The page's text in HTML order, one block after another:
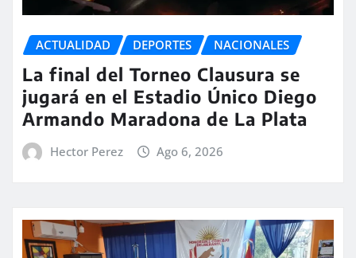
ACTUALIDAD DEPORTES NACIONALES
La final del Torneo Clausura se
jugará en el Estadio Único Diego
Armando Maradona de La Plata
Hector Perez Ago 6, 2026